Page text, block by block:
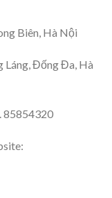
Biên, Hà Nội
Láng, Đống Đa, Hà